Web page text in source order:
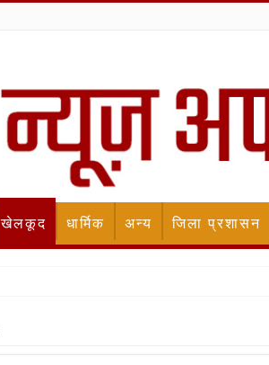
खेलकूद धार्मिक अन्य जिला प्रशासन